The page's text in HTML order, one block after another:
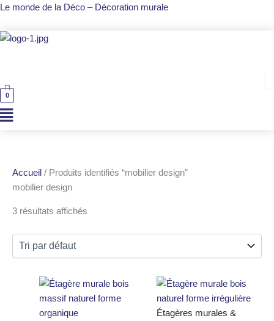
Aller
contenu
Le monde de la Déco – Décoration murale
0
Accueil / Produits identifiés “mobilier design”
mobilier design
3 résultats affichés
Plage
de
produit
Étagères murales &
Plage
de
prix :